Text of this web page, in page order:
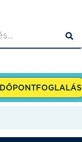
IDŐPONTFOGLALÁS